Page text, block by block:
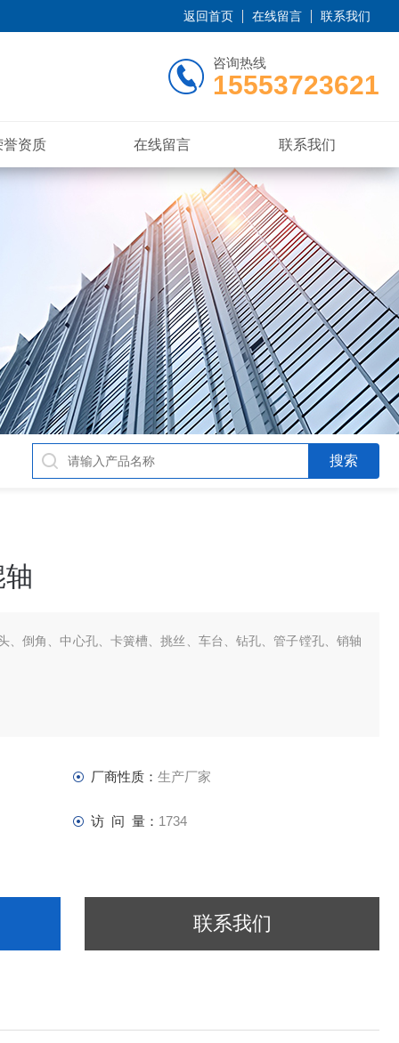
返回首页 在线留言 联系我们
咨询热线
15553723621
誉资质 在线留言 联系我们
、倒角、中心孔、卡簧槽、挑丝、车台、钻孔、管子镗孔、销轴
厂商性质： 生产厂家
访 问 量： 1734
联系我们